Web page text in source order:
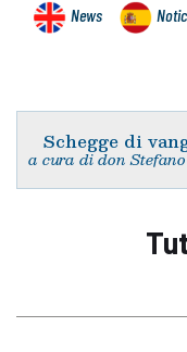
News
Schegge di
a cura di don